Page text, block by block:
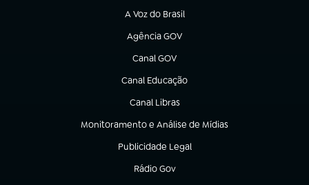
A Voz do Brasil
(abre em nova aba)
Agência GOV
(abre em nova aba)
Canal GOV
(abre em nova aba)
Canal Educação
(abre em nova aba)
Canal Libras
(abre em nova aba)
Monitoramento e Análise de Mídias
(abre em nova aba)
Publicidade Legal
(abre em nova aba)
Rádio Gov
(abre em nova aba)